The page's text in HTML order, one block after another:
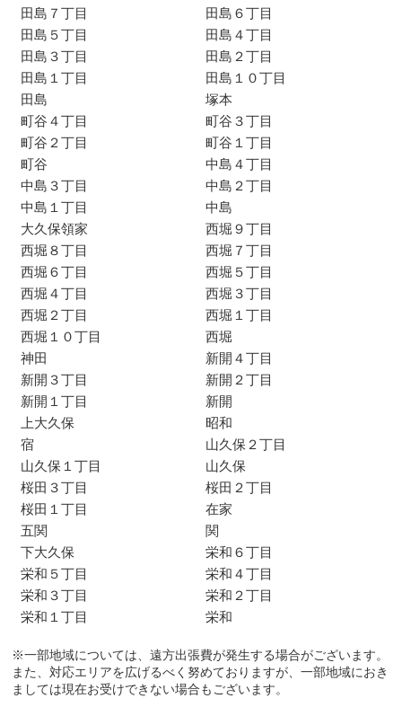
田島７丁目
田島６丁目
田島５丁目
田島４丁目
田島３丁目
田島２丁目
田島１丁目
田島１０丁目
田島
塚本
町谷４丁目
町谷３丁目
町谷２丁目
町谷１丁目
町谷
中島４丁目
中島３丁目
中島２丁目
中島１丁目
中島
大久保領家
西堀９丁目
西堀８丁目
西堀７丁目
西堀６丁目
西堀５丁目
西堀４丁目
西堀３丁目
西堀２丁目
西堀１丁目
西堀１０丁目
西堀
神田
新開４丁目
新開３丁目
新開２丁目
新開１丁目
新開
上大久保
昭和
宿
山久保２丁目
山久保１丁目
山久保
桜田３丁目
桜田２丁目
桜田１丁目
在家
五関
関
下大久保
栄和６丁目
栄和５丁目
栄和４丁目
栄和３丁目
栄和２丁目
栄和１丁目
栄和
※一部地域については、遠方出張費が発生する場合がございます。
また、対応エリアを広げるべく努めておりますが、一部地域におき
ましては現在お受けできない場合もございます。